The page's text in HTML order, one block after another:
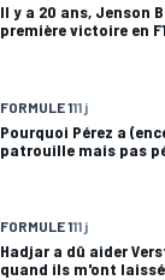
Il y a 20 ans, Jenson
première victoire en F1
FORMULE 111 j
Pourquoi Pérez a
patrouille mais pas
FORMULE 111 j
Hadjar a dû aider
quand ils m'ont